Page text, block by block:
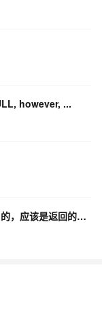
however, ...
阿里云OpenAPI 日志中报错是没有requestId的，应该是返回的null？